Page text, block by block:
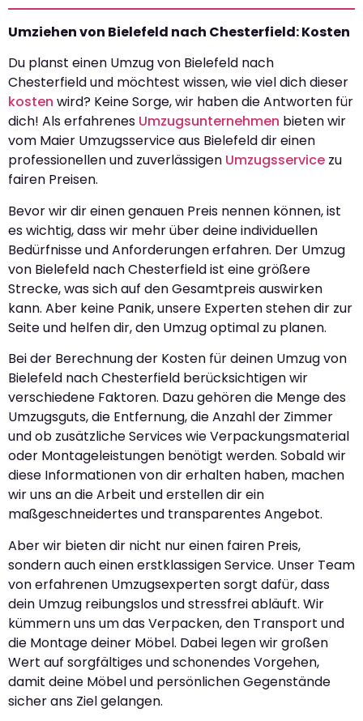
Umziehen von Bielefeld nach Chesterfield: Kosten
Du planst einen Umzug von Bielefeld nach
Chesterfield und möchtest wissen, wie viel dich dieser
kosten wird? Keine Sorge, wir haben die Antworten für
dich! Als erfahrenes Umzugsunternehmen bieten wir
vom Maier Umzugsservice aus Bielefeld dir einen
professionellen und zuverlässigen Umzugsservice zu
fairen Preisen.
Bevor wir dir einen genauen Preis nennen können, ist
es wichtig, dass wir mehr über deine individuellen
Bedürfnisse und Anforderungen erfahren. Der Umzug
von Bielefeld nach Chesterfield ist eine größere
Strecke, was sich auf den Gesamtpreis auswirken
kann. Aber keine Panik, unsere Experten stehen dir zur
Seite und helfen dir, den Umzug optimal zu planen.
Bei der Berechnung der Kosten für deinen Umzug von
Bielefeld nach Chesterfield berücksichtigen wir
verschiedene Faktoren. Dazu gehören die Menge des
Umzugsguts, die Entfernung, die Anzahl der Zimmer
und ob zusätzliche Services wie Verpackungsmaterial
oder Montageleistungen benötigt werden. Sobald wir
diese Informationen von dir erhalten haben, machen
wir uns an die Arbeit und erstellen dir ein
maßgeschneidertes und transparentes Angebot.
Aber wir bieten dir nicht nur einen fairen Preis,
sondern auch einen erstklassigen Service. Unser Team
von erfahrenen Umzugsexperten sorgt dafür, dass
dein Umzug reibungslos und stressfrei abläuft. Wir
kümmern uns um das Verpacken, den Transport und
die Montage deiner Möbel. Dabei legen wir großen
Wert auf sorgfältiges und schonendes Vorgehen,
damit deine Möbel und persönlichen Gegenstände
sicher ans Ziel gelangen.